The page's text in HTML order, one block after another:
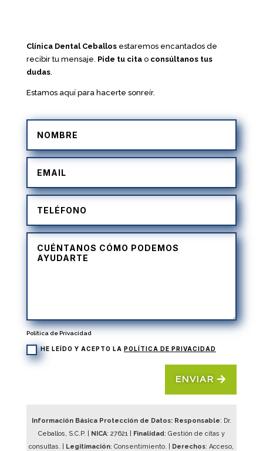
Clínica Dental Ceballosestaremos encantados de
recibir tu mensaje. Pide tu citao consúltanos tus
dudas.
Estamos aquí para hacerte sonreír.
Política de Privacidad
HE LEÍDO Y ACEPTO LA POLÍTICA DE PRIVACIDAD
ENVIAR
Información Básica Protección de Datos: Responsable: Dr.
Ceballos, S.C.P. |
NICA: 27621| Finalidad: Gestión de citas y
consultas. |
Legitimación: Consentimiento. | Derechos: Acceso,